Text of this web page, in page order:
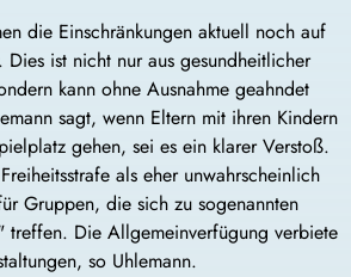
die Einschränkungen aktuell noch auf
ist nicht nur aus gesundheitlicher
kann ohne Ausnahme geahndet
sagt, wenn Eltern mit ihren Kindern
gehen, sei es ein klarer Verstoß.
als eher unwahrscheinlich
Gruppen, die sich zu sogenannten
treffen. Die Allgemeinverfügung verbiete
so Uhlemann.